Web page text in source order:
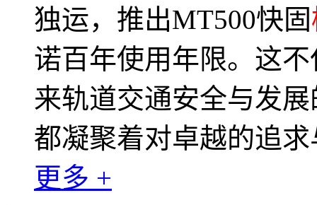
独运，推出MT500快固
诺百年使用年限。这
来轨道交通安全与发
都凝聚着对卓越的追
更多 +